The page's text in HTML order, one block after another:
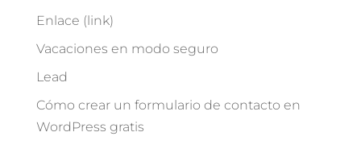
Enlace (link)
Vacaciones en modo seguro
Lead
Cómo crear un formulario de contacto en
WordPress gratis